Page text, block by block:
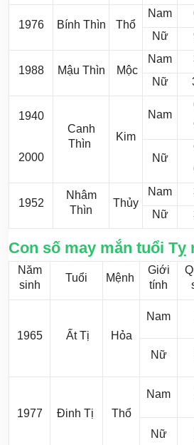
1976 Bính Thìn Thổ
Nam
Nữ
1988 Mậu Thìn Mộc
Nam
Nữ
1940
2000
Canh
Thìn
Kim
Nam
Nữ
1952
Nhâm
Thìn
Thủy
Nam
Nữ
Con số may mắn tuổi Tỵ
Năm
sinh
Tuổi Mệnh
Giới
tính
1965 Ất Tị Hỏa
Nam
Nữ
1977 Đinh Tị Thổ
Nam
Nữ